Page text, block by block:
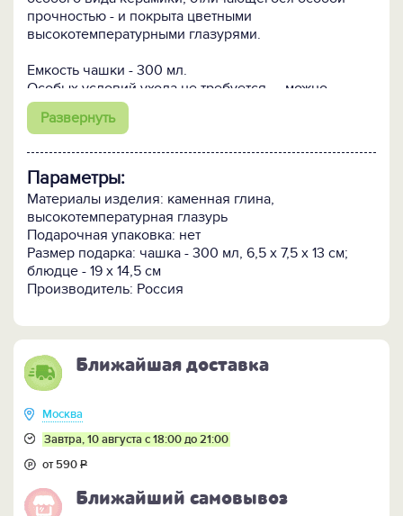
прочностью - и покрыта цветными
высокотемпературными глазурями.
Емкость чашки - 300 мл.
Особых условий ухода не требуется — можно
использовать в свч-печи и мыть в посудомоечной
машине.
Внимание! Поскольку изделие изготавливается
вручную очень малыми партиями, возможно
небольшое отличие цветовых оттенков и рисунка от
образца, представленного на фотографиях.
Представлена в 5 цветах.
-Всю коллекцию посуды "Скандинавия" >>
Развернуть
Параметры:
Материалы изделия: каменная глина,
высокотемпературная глазурь
Подарочная упаковка: нет
Размер подарка: чашка - 300 мл, 6,5 х 7,5 х 13 см;
блюдце - 19 х 14,5 см
Производитель: Россия
Ближайшая доставка
Москва
Завтра, 10 августа с 18:00 до 21:00
от 590Р
Ближайший самовывоз